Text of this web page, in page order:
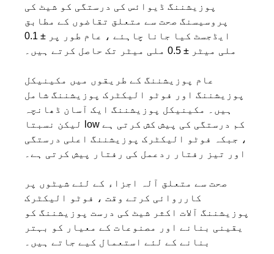
پوزیشننگ ڈیوائس کی درستگی کو شیٹ کی
پروسیسنگ صحت سے متعلق تقاضوں کے مطابق
ایڈجسٹ کیا جانا چاہئے ، عام طور پر ± 0.1
ملی میٹر ± 0.5 ملی میٹر تک حاصل کرتے ہیں۔
عام پوزیشننگ کے طریقوں میں مکینیکل
پوزیشننگ اور فوٹو الیکٹرک پوزیشننگ شامل
ہیں۔ مکینیکل پوزیشننگ ایک آسان ڈھانچہ
لیکن نسبتا low کم درستگی کی پیش کش کرتی ہے
، جبکہ فوٹو الیکٹرک پوزیشننگ اعلی درستگی
اور تیز رفتار ردعمل کی رفتار پیش کرتی ہے۔
صحت سے متعلق آلہ اجزاء کے لئے شیٹوں پر
کارروائی کرتے وقت ، فوٹو الیکٹرک
پوزیشننگ آلات اکثر شیٹ کی درست پوزیشننگ کو
یقینی بنانے اور مصنوعات کے معیار کو بہتر
بنانے کے لئے استعمال کیے جاتے ہیں۔